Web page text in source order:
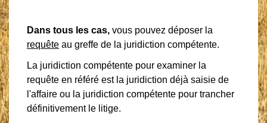
Dans tous les cas, vous pouvez déposer la
requête au greffe de la juridiction compétente.
La juridiction compétente pour examiner la
requête en référé est la juridiction déjà saisie de
l'affaire ou la juridiction compétente pour trancher
définitivement le litige.